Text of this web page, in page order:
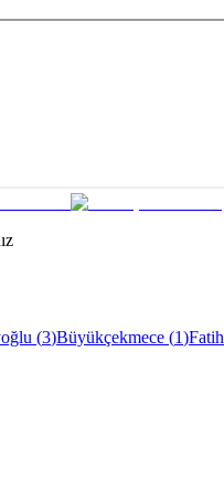
(3)Büyükçekmece (1)Fatih